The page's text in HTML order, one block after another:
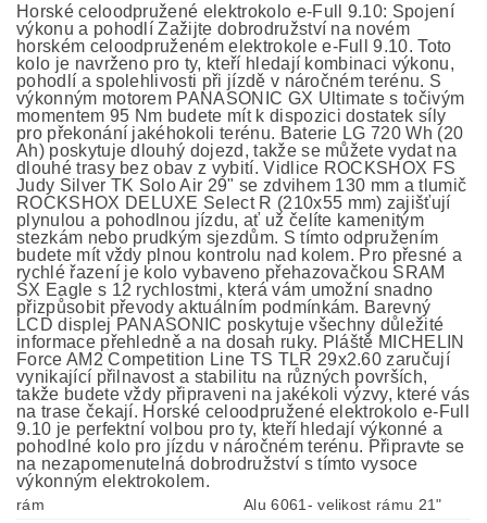
Horské celoodpružené elektrokolo e-Full 9.10: Spojení
výkonu a pohodlí Zažijte dobrodružství na novém
horském celoodpruženém elektrokole e-Full 9.10. Toto
kolo je navrženo pro ty, kteří hledají kombinaci výkonu,
pohodlí a spolehlivosti při jízdě v náročném terénu. S
výkonným motorem PANASONIC GX Ultimate s točivým
momentem 95 Nm budete mít k dispozici dostatek síly
pro překonání jakéhokoli terénu. Baterie LG 720 Wh (20
Ah) poskytuje dlouhý dojezd, takže se můžete vydat na
dlouhé trasy bez obav z vybití. Vidlice ROCKSHOX FS
Judy Silver TK Solo Air 29" se zdvihem 130 mm a tlumič
ROCKSHOX DELUXE Select R (210x55 mm) zajišťují
plynulou a pohodlnou jízdu, ať už čelíte kamenitým
stezkám nebo prudkým sjezdům. S tímto odpružením
budete mít vždy plnou kontrolu nad kolem. Pro přesné a
rychlé řazení je kolo vybaveno přehazovačkou SRAM
SX Eagle s 12 rychlostmi, která vám umožní snadno
přizpůsobit převody aktuálním podmínkám. Barevný
LCD displej PANASONIC poskytuje všechny důležité
informace přehledně a na dosah ruky. Pláště MICHELIN
Force AM2 Competition Line TS TLR 29x2.60 zaručují
vynikající přilnavost a stabilitu na různých površích,
takže budete vždy připraveni na jakékoli výzvy, které vás
na trase čekají. Horské celoodpružené elektrokolo e-Full
9.10 je perfektní volbou pro ty, kteří hledají výkonné a
pohodlné kolo pro jízdu v náročném terénu. Připravte se
na nezapomenutelná dobrodružství s tímto vysoce
výkonným elektrokolem.
rám
Alu 6061- velikost rámu 21"